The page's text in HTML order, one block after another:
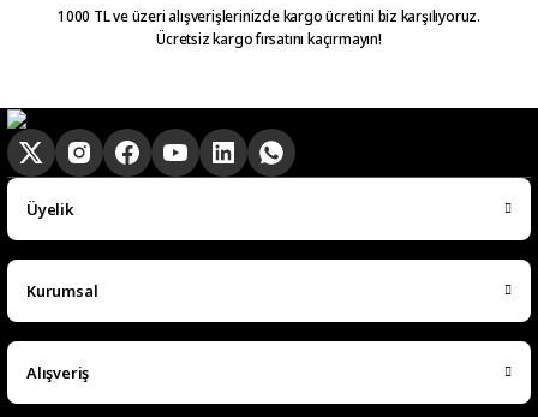
1000 TL ve üzeri alışverişlerinizde kargo ücretini biz karşılıyoruz.
Ücretsiz kargo fırsatını kaçırmayın!
Üyelik
Kurumsal
Alışveriş